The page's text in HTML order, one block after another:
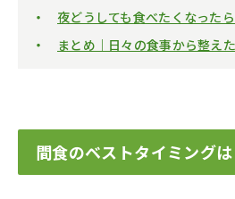
夜どうしても食べたくなった
まとめ｜日々の食事から整え
間食のベストタイミング